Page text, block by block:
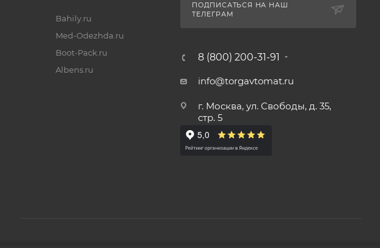
Bahily.ru
Med-Odezhda.ru
Boot-Pack.ru
Albens.ru
ПОДПИСАТЬСЯ НА НАШ
ТЕЛЕГРАМ
8 (800) 200-31-91
info@torgavtomat.ru
г. Москва, ул. Свободы, д. 35,
стр. 5